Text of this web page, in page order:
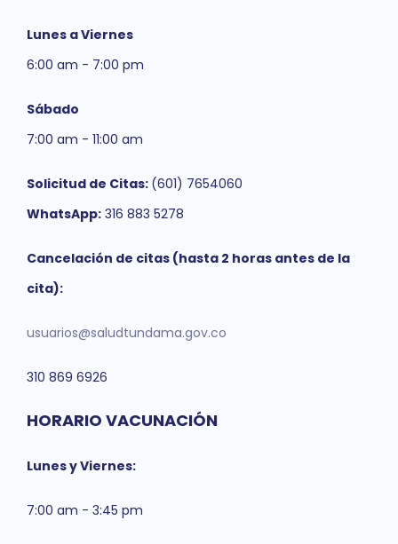
Lunes a Viernes
6:00 am - 7:00 pm
Sábado
7:00 am - 11:00 am
Solicitud de Citas: (601) 7654060
WhatsApp: 316 883 5278
Cancelación de citas (hasta 2 horas antes de la
cita):
usuarios@saludtundama.gov.co
310 869 6926
HORARIO VACUNACIÓN
Lunes y Viernes:
7:00 am - 3:45 pm